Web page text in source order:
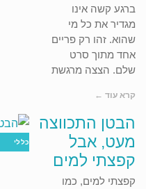
ברגע קשה אינו
מגדיר את כל מי
שהוא. זהו רק פריים
אחד מתוך סרט
שלם. הצצה מרגשת
קרא עוד ←
כללי
הבטן התכווצה
מעט, אבל
קפצתי למים
קפצתי למים, כמו